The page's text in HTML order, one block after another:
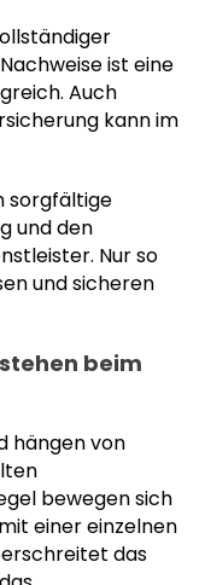
ist eine
Auch
kann im
sorgfältige
und den
Nur so
und sicheren
beim
hängen von
bewegen sich
einer einzelnen
das